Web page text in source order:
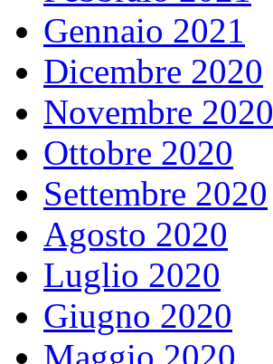
Gennaio 2021
Dicembre 2020
Novembre 2020
Ottobre 2020
Settembre 2020
Agosto 2020
Luglio 2020
Giugno 2020
Maggio 2020